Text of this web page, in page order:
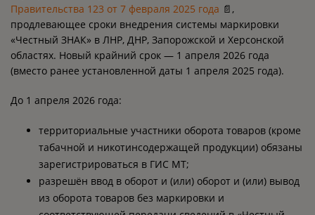
Правительства 123 от 7 февраля 2025 года 📄,
продлевающее сроки внедрения системы маркировки
«Честный ЗНАК» в ЛНР, ДНР, Запорожской и Херсонской
областях. Новый крайний срок — 1 апреля 2026 года
(вместо ранее установленной даты 1 апреля 2025 года).
До 1 апреля 2026 года:
территориальные участники оборота товаров (кроме
табачной и никотинсодержащей продукции) обязаны
зарегистрироваться в ГИС МТ;
разрешён ввод в оборот и (или) оборот и (или) вывод
из оборота товаров без маркировки и